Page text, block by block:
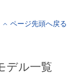
ページ先頭へ戻る
デル一覧